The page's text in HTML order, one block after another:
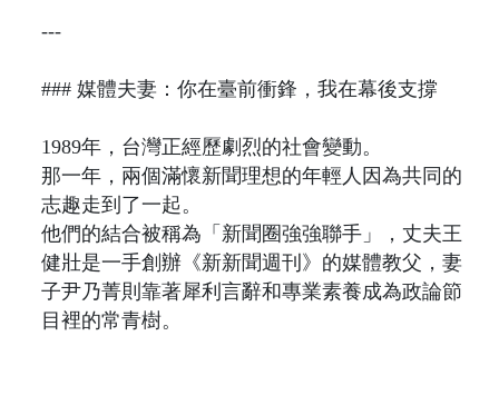
---
### 媒體夫妻：你在臺前衝鋒，我在幕後支撐
1989年，台灣正經歷劇烈的社會變動。
那一年，兩個滿懷新聞理想的年輕人因為共同的
志趣走到了一起。
他們的結合被稱為「新聞圈強強聯手」，丈夫王
健壯是一手創辦《新新聞週刊》的媒體教父，妻
子尹乃菁則靠著犀利言辭和專業素養成為政論節
目裡的常青樹。